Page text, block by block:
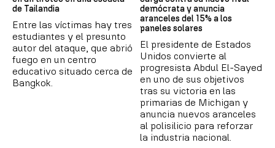
de Tailandia
Entre las víctimas hay tres
estudiantes y el presunto
autor del ataque, que abrió
fuego en un centro
educativo situado cerca de
Bangkok.
demócrata y anuncia
aranceles del 15% a los
paneles solares
El presidente de Estados
Unidos convierte al
progresista Abdul El-Sayed
en uno de sus objetivos
tras su victoria en las
primarias de Michigan y
anuncia nuevos aranceles
al polisilicio para reforzar
la industria nacional.